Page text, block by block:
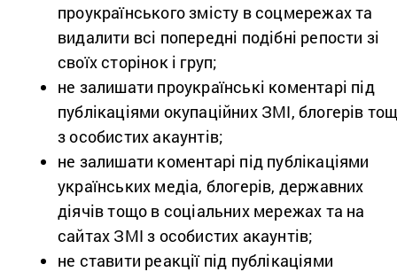
проукраїнського змісту в соцмережах та
видалити всі попередні подібні репости зі
своїх сторінок і груп;
не залишати проукраїнські коментарі під
публікаціями окупаційних ЗМІ, блогерів
з особистих акаунтів;
не залишати коментарі під публікаціями
українських медіа, блогерів, державних
діячів тощо в соціальних мережах та на
сайтах ЗМІ з особистих акаунтів;
не ставити реакції під публікаціями